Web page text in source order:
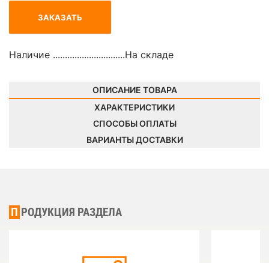
ЗАКАЗАТЬ
Наличие ..............................На складе
ОПИСАНИЕ ТОВАРА
ХАРАКТЕРИСТИКИ
СПОСОБЫ ОПЛАТЫ
ВАРИАНТЫ ДОСТАВКИ
ПРОДУКЦИЯ РАЗДЕЛА